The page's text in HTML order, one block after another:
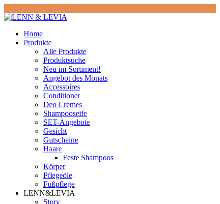
Home
Produkte
Alle Produkte
Produktsuche
Neu im Sortiment!
Angebot des Monats
Accessoires
Conditioner
Deo Cremes
Shampooseife
SET-Angebote
Gesicht
Gutscheine
Haare
Feste Shampoos
Körper
Pflegeöle
Fußpflege
LENN&LEVIA
Story